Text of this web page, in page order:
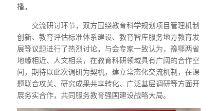
播。
交流研讨环节，双方围绕教育科学规划项目管理机制
创新、教育评估标准体系建设、教育智库服务地方教育发
展等议题进行了热烈讨论。与会专家一致认为，豫鄂两省
地缘相近、人文相亲，在教育科研领域具有广阔的合作空
间，期待以此次调研为契机，建立常态化交流机制，在课
题联合攻关、研究成果共享转化、广泛基层调研等方面开
展务实合作，共同服务教育强国建设战略大局。